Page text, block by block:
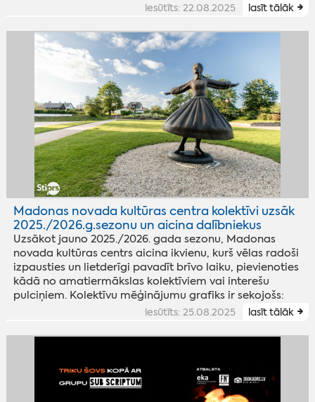
iesūtīts: 22.08.2025 lasīt tālāk
Madonas novada kultūras centra kolektīvi uzsāk
2025./2026.g.sezonu un aicina dalībniekus
Uzsākot jauno 2025./2026. gada sezonu, Madonas
novada kultūras centrs aicina ikvienu, kurš vēlas radoši
izpausties un lietderīgi pavadīt brīvo laiku, pievienoties
kādā no amatiermākslas kolektīviem vai interešu
pulciņiem. Kolektīvu mēģinājumu grafiks ir sekojošs:
iesūtīts: 25.08.2025 lasīt tālāk